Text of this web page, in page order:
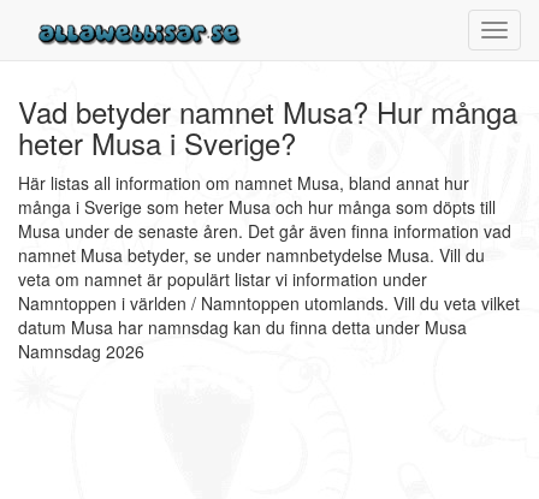
Vad betyder namnet Musa? Hur många
heter Musa i Sverige?
Här listas all information om namnet Musa, bland annat hur
många i Sverige som heter Musa och hur många som döpts till
Musa under de senaste åren. Det går även finna information vad
namnet Musa betyder, se under namnbetydelse Musa. Vill du
veta om namnet är populärt listar vi information under
Namntoppen i världen / Namntoppen utomlands. Vill du veta vilket
datum Musa har namnsdag kan du finna detta under Musa
Namnsdag 2026